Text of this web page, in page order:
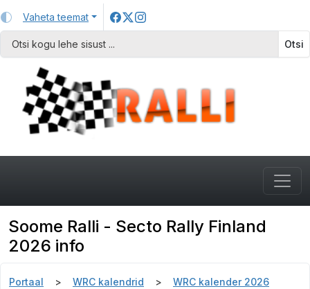
Vaheta teemat
Otsi
Soome Ralli - Secto Rally Finland
2026 info
Portaal WRC kalendrid WRC kalender 2026